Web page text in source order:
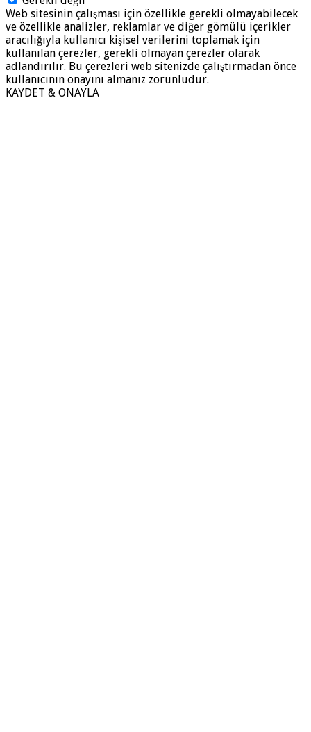
Web sitesinin çalışması için özellikle gerekli olmayabilecek
ve özellikle analizler, reklamlar ve diğer gömülü içerikler
aracılığıyla kullanıcı kişisel verilerini toplamak için
kullanılan çerezler, gerekli olmayan çerezler olarak
adlandırılır. Bu çerezleri web sitenizde çalıştırmadan önce
kullanıcının onayını almanız zorunludur.
KAYDET & ONAYLA